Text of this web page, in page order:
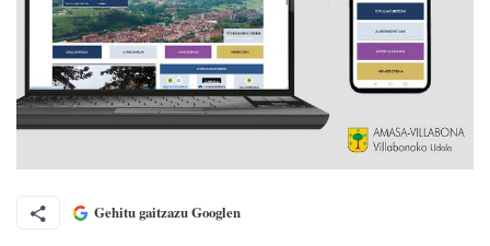
Gehitu gaitzazu Googlen